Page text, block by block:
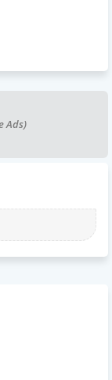
Ads)